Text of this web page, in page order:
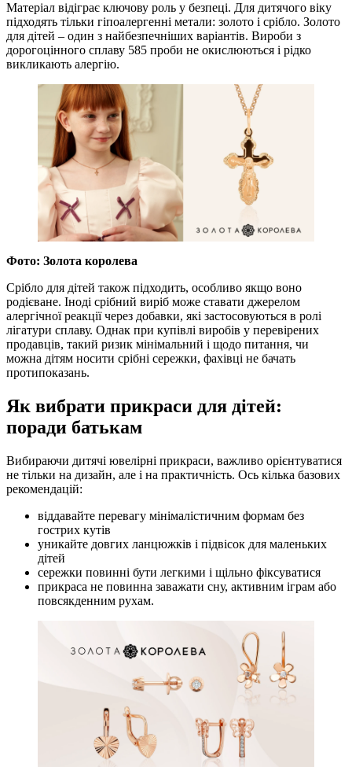
Матеріал відіграє ключову роль у безпеці. Для дитячого віку
підходять тільки гіпоалергенні метали: золото і срібло. Золото
для дітей – один з найбезпечніших варіантів. Вироби з
дорогоцінного сплаву 585 проби не окислюються і рідко
викликають алергію.
Фото: Золота королева
Срібло для дітей також підходить, особливо якщо воно
родієване. Іноді срібний виріб може ставати джерелом
алергічної реакції через добавки, які застосовуються в ролі
лігатури сплаву. Однак при купівлі виробів у перевірених
продавців, такий ризик мінімальний і щодо питання, чи
можна дітям носити срібні сережки, фахівці не бачать
протипоказань.
Як вибрати прикраси для дітей:
поради батькам
Вибираючи дитячі ювелірні прикраси, важливо орієнтуватися
не тільки на дизайн, але і на практичність. Ось кілька базових
рекомендацій:
віддавайте перевагу мінімалістичним формам без
гострих кутів
уникайте довгих ланцюжків і підвісок для маленьких
дітей
сережки повинні бути легкими і щільно фіксуватися
прикраса не повинна заважати сну, активним іграм або
повсякденним рухам.